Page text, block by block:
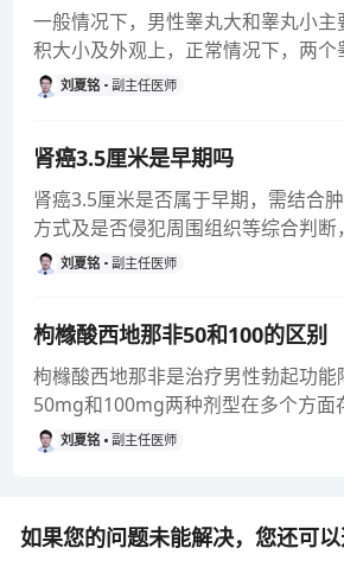
一般情况下，男性睾丸大和睾丸小
积大小及外观上，正常情况下，两个
同，通常一个会略大于另一个
刘夏铭 副主任医师
肾癌3.5厘米是早期吗
肾癌3.5厘米是否属于早期，需结合
方式及是否侵犯周围组织等综合判断
来看，3.5厘米通常
刘夏铭 副主任医师
枸橼酸西地那非50和100的区别
枸橼酸西地那非是治疗男性勃起功能
50mg和100mg两种剂型在多个方面
物含量、适用人群、
刘夏铭 副主任医师
如果您的问题未能解决，您还可以